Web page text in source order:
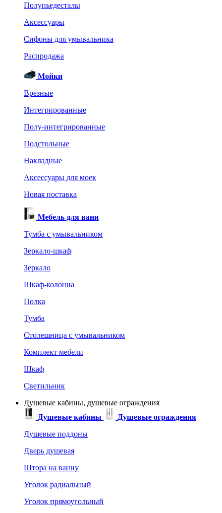
Полупьедесталы
Аксессуары
Сифоны для умывальника
Распродажа
Мойки
Врезные
Интегрированные
Полу-интегрированные
Подстольные
Накладные
Аксессуары для моек
Новая поставка
Мебель для ванн
Тумба с умывальником
Зеркало-шкаф
Зеркало
Шкаф-колонна
Полка
Тумба
Столешница с умывальником
Комплект мебели
Шкаф
Светильник
Душевые кабины, душевые ограждения
Душевые кабины
Душевые ограждения
Душевые поддоны
Дверь душевая
Штора на ванну
Уголок радиальный
Уголок прямоугольный